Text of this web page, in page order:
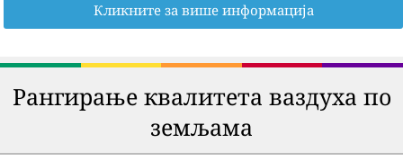
Кликните за више информација
Рангирање квалитета ваздуха по
земљама